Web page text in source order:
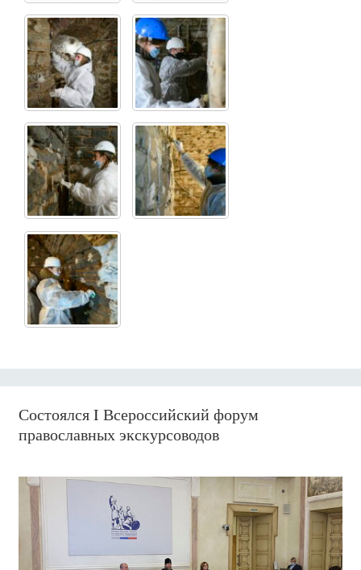
Состоялся I Всероссийский форум
православных экскурсоводов